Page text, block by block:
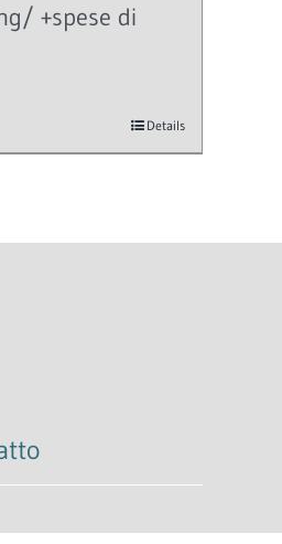
+spese di
Details